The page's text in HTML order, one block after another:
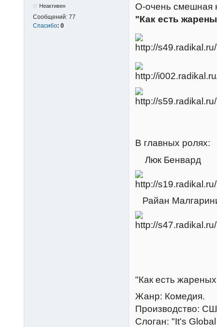
Неактивен
Сообщений: 77
Спасибо: 0
О-очень смешная
"Как есть
В главных ролях:
Люк Бенвард
Райан
"Как есть
Жанр: Комедия.
Производство:
Слоган: "It's